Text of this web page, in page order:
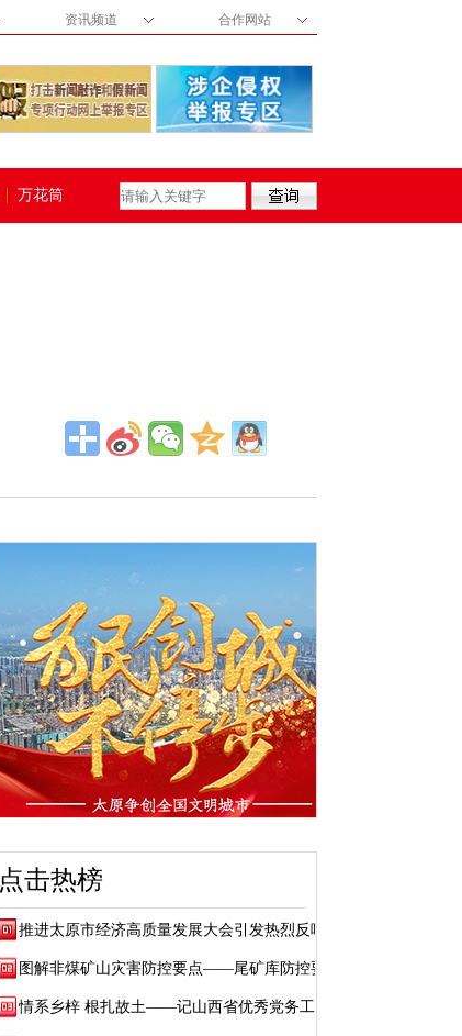
资讯频道 合作网站
万花筒
点击热榜
推进太原市经济高质量发展大会引发热烈反响
图解非煤矿山灾害防控要点——尾矿库防控要点
情系乡梓 根扎故土——记山西省优秀党务工作...